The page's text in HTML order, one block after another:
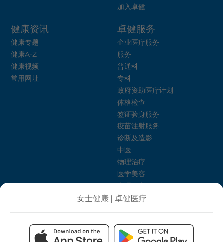
加入卓健
健康资讯
健康专题
健康A-Z
健康视频
常用网址
卓健服务
企业医疗服务
服务
普通科
专科
政府资助医疗计划
体格检查
签证验身服务
疫苗注射服务
诊断及造影
中医
物理治疗
医学美容
心理健康
卓健护理介绍所
女士健康 | 卓健医疗